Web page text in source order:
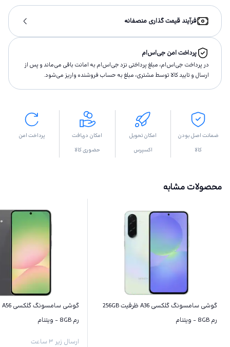
فرآیند قیمت گذاری منصفانه
پرداخت امن جی‌اس‌ام
در پرداخت جی‌اس‌ام، مبلغ پرداختى نزد جی‌اس‌ام به امانت باقى مى‌ماند و پس از
ارسال و تاييد كالا توسط مشتری، مبلغ به حساب فروشنده واريز مى‌شود.
ضمانت اصل بودن
کالا
امکان تحویل
اکسپرس
امکان دریافت
حضوری کالا
پرداخت امن
محصولات مشابه
گوشی سامسونگ گلکسی A36 ظرفیت 256GB
رم 8GB - ویتنام
رم 8GB - ویتنام
ارسال زیر ۳ ساعت